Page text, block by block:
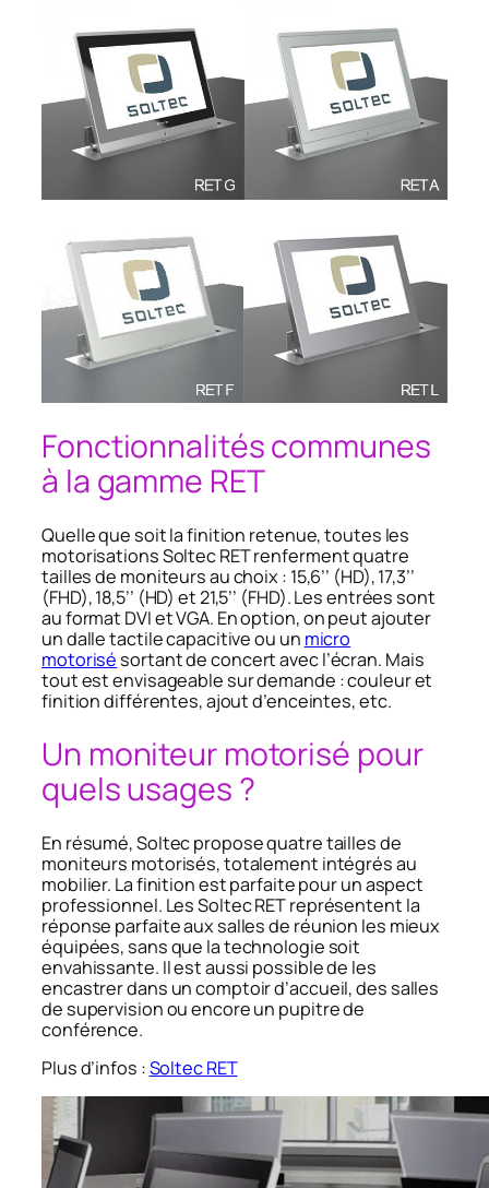
Fonctionnalités communes
à la gamme RET
Quelle que soit la finition retenue, toutes les
motorisations Soltec RET renferment quatre
tailles de moniteurs au choix : 15,6’’ (HD), 17,3’’
(FHD), 18,5’’ (HD) et 21,5’’ (FHD). Les entrées sont
au format DVI et VGA. En option, on peut ajouter
un dalle tactile capacitive ou un micro
motorisé sortant de concert avec l’écran. Mais
tout est envisageable sur demande : couleur et
finition différentes, ajout d’enceintes, etc.
Un moniteur motorisé pour
quels usages ?
En résumé, Soltec propose quatre tailles de
moniteurs motorisés, totalement intégrés au
mobilier. La finition est parfaite pour un aspect
professionnel. Les Soltec RET représentent la
réponse parfaite aux salles de réunion les mieux
équipées, sans que la technologie soit
envahissante. Il est aussi possible de les
encastrer dans un comptoir d’accueil, des salles
de supervision ou encore un pupitre de
conférence.
Plus d’infos :Soltec RET